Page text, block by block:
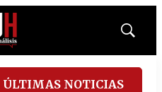
Mostrar
ÚLTIMAS NOTICIAS